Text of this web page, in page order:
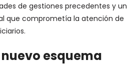
de gestiones precedentes y un
que comprometía la atención de
esquema